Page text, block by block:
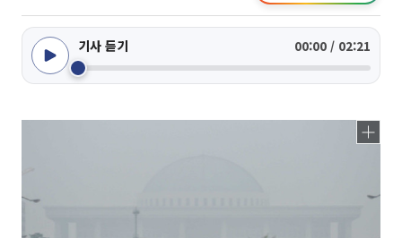
기사 듣기 00:00 / 02:21